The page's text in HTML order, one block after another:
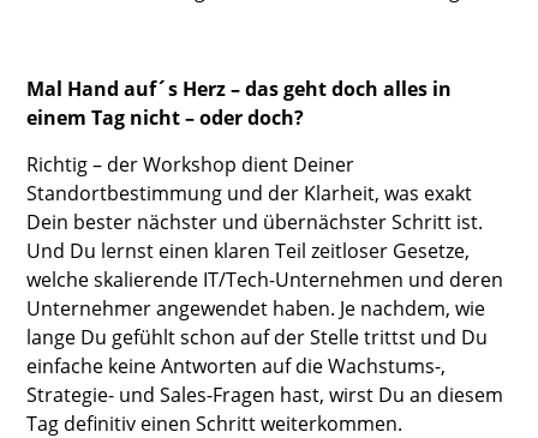
Mal Hand auf´s Herz – das geht doch alles in
einem Tag nicht – oder doch?
Richtig – der Workshop dient Deiner
Standortbestimmung und der Klarheit, was exakt
Dein bester nächster und übernächster Schritt ist.
Und Du lernst einen klaren Teil zeitloser Gesetze,
welche skalierende IT/Tech-Unternehmen und deren
Unternehmer angewendet haben. Je nachdem, wie
lange Du gefühlt schon auf der Stelle trittst und Du
einfache keine Antworten auf die Wachstums-,
Strategie- und Sales-Fragen hast, wirst Du an diesem
Tag definitiv einen Schritt weiterkommen.